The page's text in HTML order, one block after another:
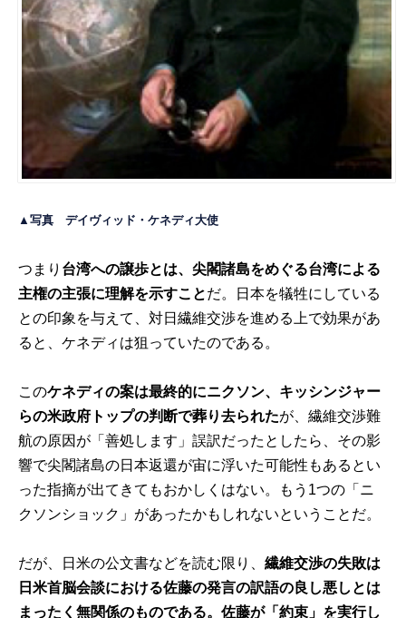
▲写真 デイヴィッド・ケネディ大使
つまり 台湾への譲歩とは、尖閣諸島をめぐる台湾による
主権の主張に理解を示すことだ。日本を犠牲にしている
との印象を与えて、対日繊維交渉を進める上で効果があ
ると、ケネディは狙っていたのである。
このケネディの案は最終的にニクソン、キッシンジャー
らの米政府トップの判断で葬り去られたが、繊維交渉難
航の原因が「善処します」誤訳だったとしたら、その影
響で尖閣諸島の日本返還が宙に浮いた可能性もあるとい
った指摘が出てきてもおかしくはない。もう1つの「ニ
クソンショック」があったかもしれないということだ。
だが、日米の公文書などを読む限り、繊維交渉の失敗は
日米首脳会談における佐藤の発言の訳語の良し悪しとは
まったく無関係のものである。佐藤が「約束」を実行し